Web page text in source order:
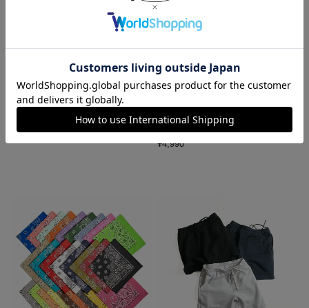
レッドキャップ REDKAP #PT20
インダストリアル ワークパンツ
LES APPAREL 1203GD 8.5オンス
半袖 バインディング ガーメント
ダイ Tシャツ
¥4,990